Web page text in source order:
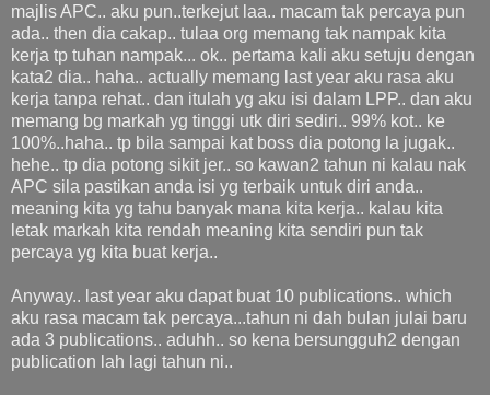
majlis APC.. aku pun..terkejut laa.. macam tak percaya pun
ada.. then dia cakap.. tulaa org memang tak nampak kita
kerja tp tuhan nampak... ok.. pertama kali aku setuju dengan
kata2 dia.. haha.. actually memang last year aku rasa aku
kerja tanpa rehat.. dan itulah yg aku isi dalam LPP.. dan aku
memang bg markah yg tinggi utk diri sediri.. 99% kot.. ke
100%..haha.. tp bila sampai kat boss dia potong la jugak..
hehe.. tp dia potong sikit jer.. so kawan2 tahun ni kalau nak
APC sila pastikan anda isi yg terbaik untuk diri anda..
meaning kita yg tahu banyak mana kita kerja.. kalau kita
letak markah kita rendah meaning kita sendiri pun tak
percaya yg kita buat kerja..
Anyway.. last year aku dapat buat 10 publications.. which
aku rasa macam tak percaya...tahun ni dah bulan julai baru
ada 3 publications.. aduhh.. so kena bersungguh2 dengan
publication lah lagi tahun ni..